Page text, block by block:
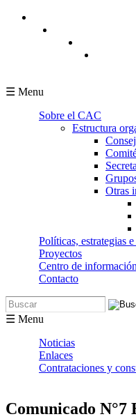
Pasar al contenido principal
☰ Menu
Sobre el CAC
Estructura
Otras
Políticas, estrategias
Proyectos
Centro de información
Contacto
Formulario de
Buscar
☰ Menu
Noticias
Enlaces
Contrataciones y
Comunicado N°7